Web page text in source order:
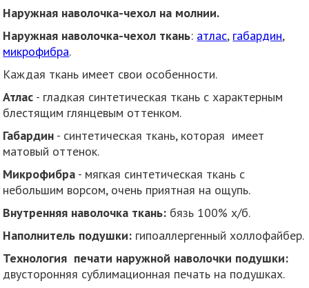
Наружная наволочка-чехол на молнии.
Наружная наволочка-чехол ткань: атлас, габардин,
микрофибра.
Каждая ткань имеет свои особенности.
Атлас - гладкая синтетическая ткань с характерным
блестящим глянцевым оттенком.
Габардин - синтетическая ткань, которая имеет
матовый оттенок.
Микрофибра - мягкая синтетическая ткань с
небольшим ворсом, очень приятная на ощупь.
Внутренняя наволочка ткань: бязь 100% х/б.
Наполнитель подушки: гипоаллергенный холлофайбер.
Технология печати наружной наволочки подушки:
двусторонняя сублимационная печать на подушках.